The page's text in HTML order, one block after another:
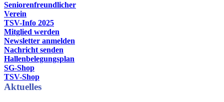
Seniorenfreundlicher
Verein
TSV-Info 2025
Mitglied werden
Newsletter anmelden
Nachricht senden
Hallenbelegungsplan
SG-Shop
TSV-Shop
Aktuelles